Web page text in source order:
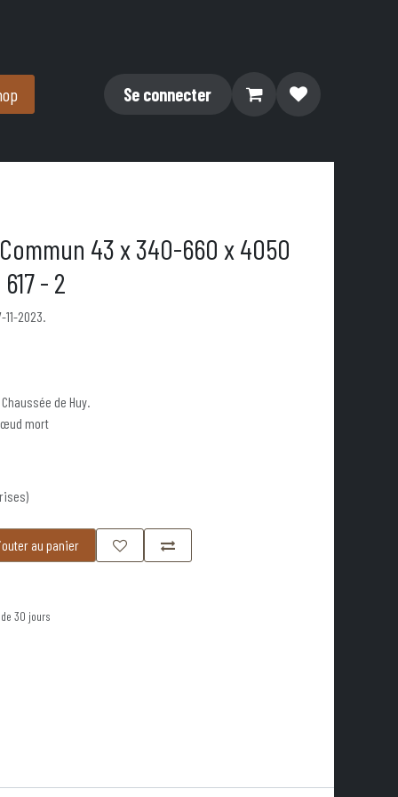
Se connecter
43 x 340-660 x 4050
- 2
11-2023.
de Huy.
mort
au panier
30 jours